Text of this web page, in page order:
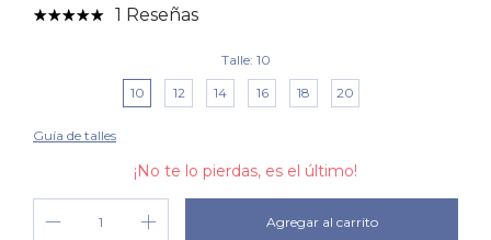
1 Reseñas
Talle: 10
10
12 14 16 18 20
Guía de talles
¡No te lo pierdas, es el último!